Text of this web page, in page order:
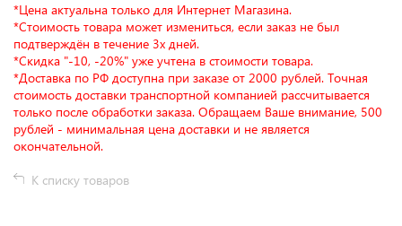
*Цена актуальна только для Интернет Магазина.
*Стоимость товара может измениться, если заказ не был
подтверждён в течение 3х дней.
*Скидка "-10, -20%" уже учтена в стоимости товара.
*Доставка по РФ доступна при заказе от 2000 рублей. Точная
стоимость доставки транспортной компанией рассчитывается
только после обработки заказа. Обращаем Ваше внимание, 500
рублей - минимальная цена доставки и не является
окончательной.
К списку товаров